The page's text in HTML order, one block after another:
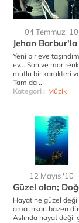
04 Temmuz '10
Jehan
Yeni bir eve
ev... Sarı ve mor
mutlu bir karakteri
Tam da ..
Kategori : Müzik
12 Mayıs '10
Güzel olan;
Hayat ne güzel
ama insan bazen
Aslında hayat değil